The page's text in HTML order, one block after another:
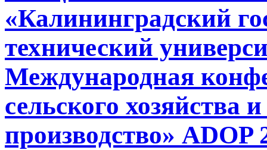
«Калининградский
технический
Международная
сельского хозяйства
производство» ADOP